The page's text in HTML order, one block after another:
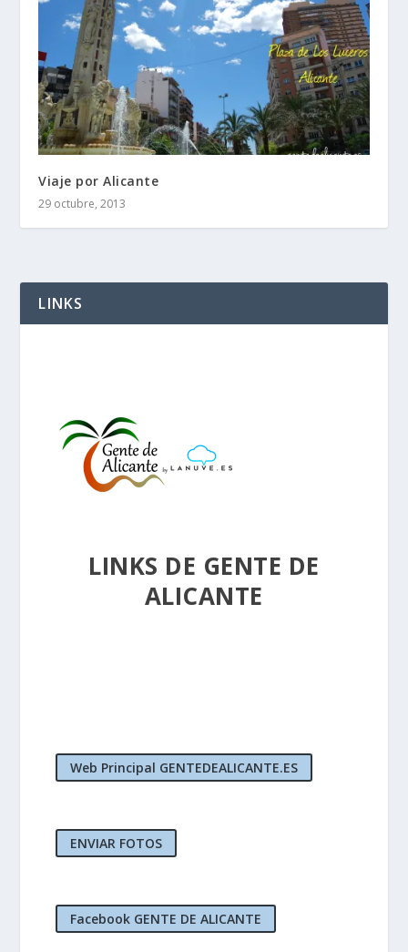
Viaje por Alicante
29 octubre, 2013
LINKS
LINKS DE GENTE DE
ALICANTE
Web Principal GENTEDEALICANTE.ES
ENVIAR FOTOS
Facebook GENTE DE ALICANTE